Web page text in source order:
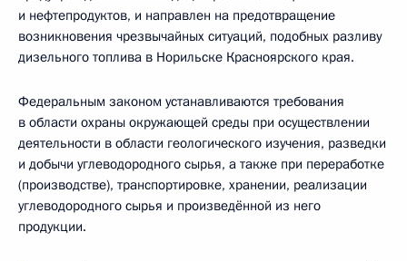
и нефтепродуктов, и направлен на предотвращение
возникновения чрезвычайных ситуаций, подобных разливу
дизельного топлива в Норильске Красноярского края.
Федеральным законом устанавливаются требования
в области охраны окружающей среды при осуществлении
деятельности в области геологического изучения, разведки
и добычи углеводородного сырья, а также при переработке
(производстве), транспортировке, хранении, реализации
углеводородного сырья и произведённой из него
продукции.